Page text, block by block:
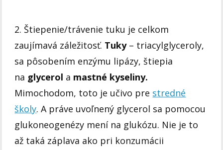
2. Štiepenie/trávenie tuku je celkom
zaujímavá záležitosť. Tuky– triacylglyceroly,
sa pôsobením enzýmu lipázy, štiepia
na glycerol a mastné kyseliny.
Mimochodom, toto je učivo pre stredné
školy. A práve uvoľnený glycerol sa pomocou
glukoneogenézy mení na glukózu. Nie je to
až taká záplava ako pri konzumácii